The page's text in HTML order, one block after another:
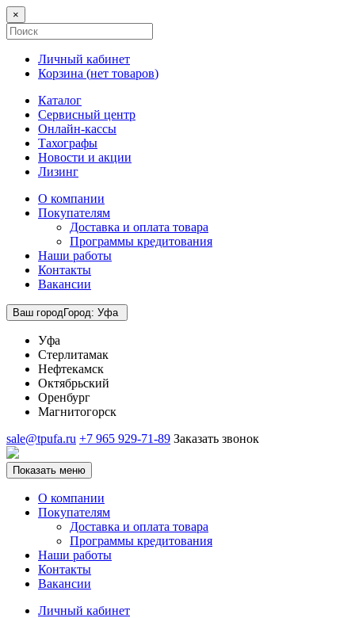
×
Личный кабинет
Корзина (нет товаров)
Каталог
Сервисный центр
Онлайн-кассы
Тахографы
Новости и акции
Лизинг
О компании
Покупателям
Доставка и оплата товара
Программы кредитования
Наши работы
Контакты
Вакансии
Ваш городГород: Уфа
Уфа
Стерлитамак
Нефтекамск
Октябрьский
Оренбург
Магнитогорск
sale@tpufa.ru +7 965 929-71-89 Заказать звонок
Показать меню
О компании
Покупателям
Доставка и оплата товара
Программы кредитования
Наши работы
Контакты
Вакансии
Личный кабинет